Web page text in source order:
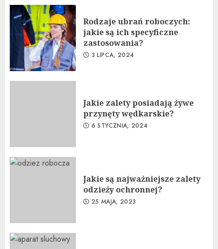
Rodzaje ubrań roboczych:
jakie są ich specyficzne
zastosowania?
3 LIPCA, 2024
Jakie zalety posiadają żywe
przynęty wędkarskie?
6 STYCZNIA, 2024
Jakie są najważniejsze zalety
odzieży ochronnej?
25 MAJA, 2023